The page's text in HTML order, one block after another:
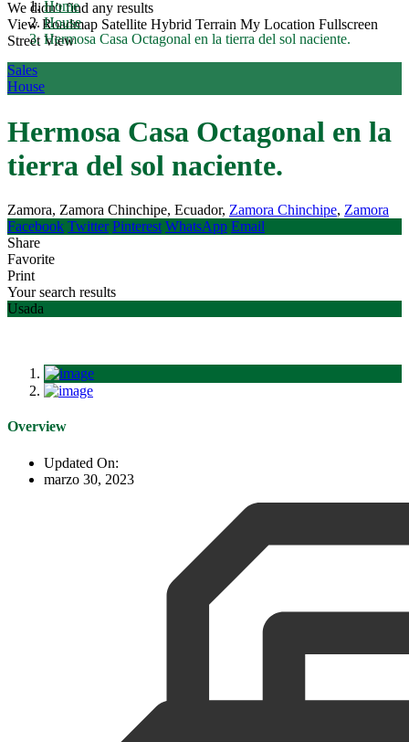
We didn't find any results
View Roadmap Satellite Hybrid Terrain My Location Fullscreen
Street View
Home
House
Hermosa Casa Octagonal en la tierra del sol naciente.
Sales
House
Hermosa Casa Octagonal en la
tierra del sol naciente.
Zamora, Zamora Chinchipe, Ecuador, Zamora Chinchipe, Zamora
Facebook Twitter Pinterest WhatsApp Email
Share
Favorite
Print
Your search results
Usada
Overview
Updated On:
marzo 30, 2023